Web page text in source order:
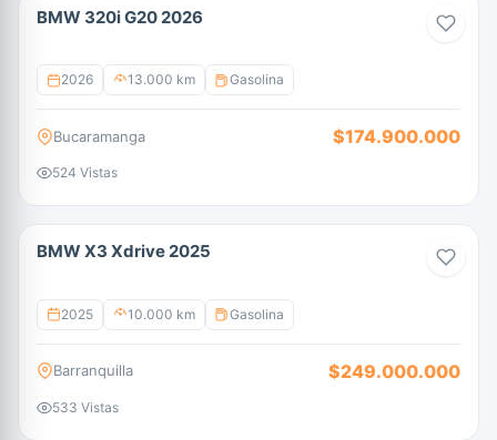
BMW 320i G20 2026
2026 13.000 km Gasolina
Bucaramanga $174.900.000
524 Vistas
BMW X3 Xdrive 2025
2025 10.000 km Gasolina
Barranquilla $249.000.000
533 Vistas